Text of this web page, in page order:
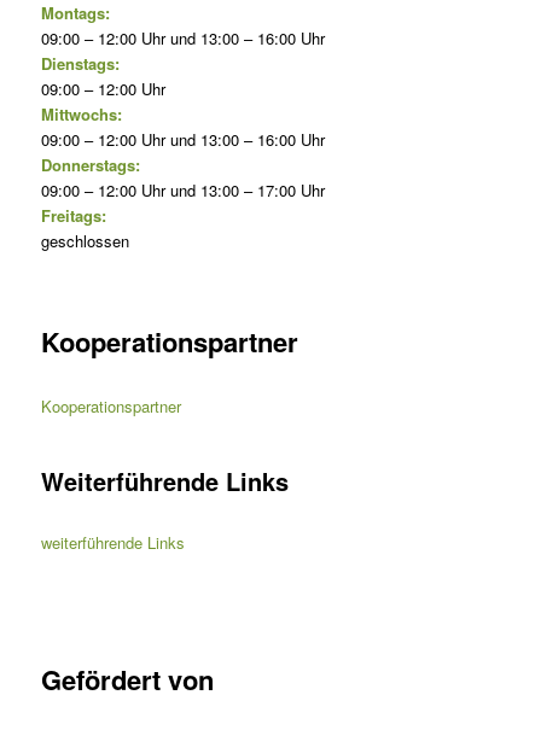
Montags:
09:00 – 12:00 Uhr und 13:00 – 16:00 Uhr
Dienstags:
09:00 – 12:00 Uhr
Mittwochs:
09:00 – 12:00 Uhr und 13:00 – 16:00 Uhr
Donnerstags:
09:00 – 12:00 Uhr und 13:00 – 17:00 Uhr
Freitags:
geschlossen
Kooperationspartner
Kooperationspartner
Weiterführende Links
weiterführende Links
Gefördert von